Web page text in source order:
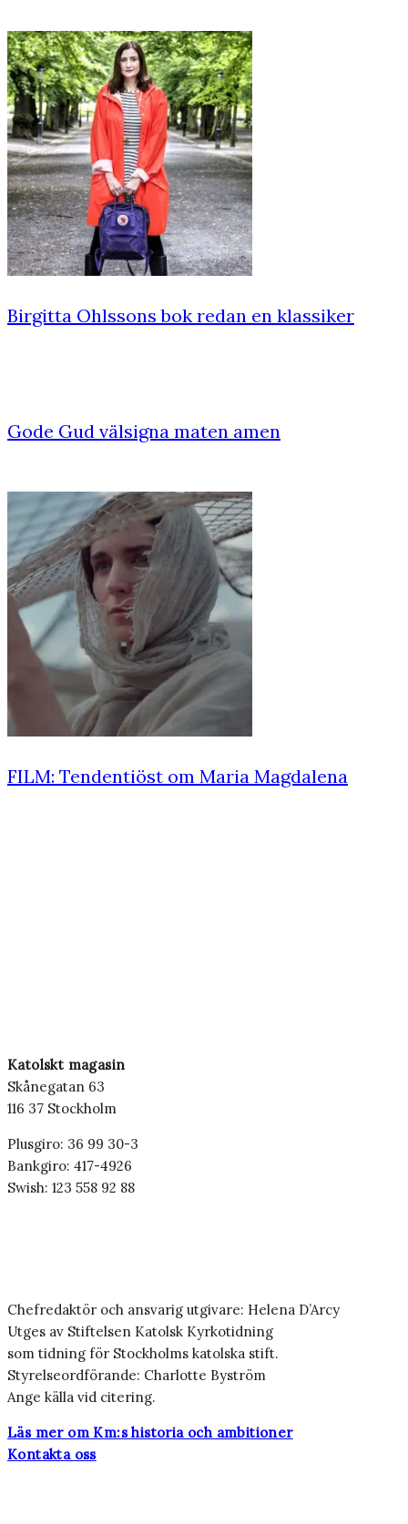
Birgitta Ohlssons bok redan en klassiker
Gode Gud välsigna maten amen
FILM: Tendentiöst om Maria Magdalena
Katolskt magasin
Skånegatan 63
116 37 Stockholm
Plusgiro: 36 99 30-3
Bankgiro: 417-4926
Swish: 123 558 92 88
Chefredaktör och ansvarig utgivare: Helena D’Arcy
Utges av Stiftelsen Katolsk Kyrkotidning
som tidning för Stockholms katolska stift.
Styrelseordförande: Charlotte Byström
Ange källa vid citering.
Läs mer om Km:s historia och ambitioner
Kontakta oss